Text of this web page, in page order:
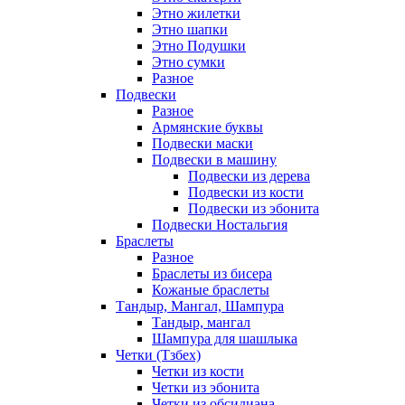
Этно жилетки
Этно шапки
Этно Подушки
Этно сумки
Разное
Подвески
Разное
Армянские буквы
Подвески маски
Подвески в машину
Подвески из дерева
Подвески из кости
Подвески из эбонита
Подвески Ностальгия
Браслеты
Разное
Браслеты из бисера
Кожаные браслеты
Тандыр, Мангал, Шампура
Тандыр, мангал
Шампура для шашлыка
Четки (Тзбех)
Четки из кости
Четки из эбонита